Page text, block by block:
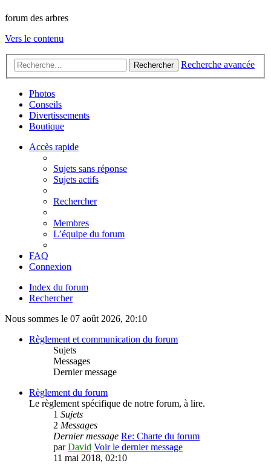
forum des arbres
Vers le contenu
Rechercher Recherche avancée
Photos
Conseils
Divertissements
Boutique
Accès rapide
Sujets sans réponse
Sujets actifs
Rechercher
Membres
L’équipe du forum
FAQ
Connexion
Index du forum
Rechercher
Nous sommes le 07 août 2026, 20:10
Règlement et communication du forum
Sujets
Messages
Dernier message
Règlement du forum
Le règlement spécifique de notre forum, à lire.
1 Sujets
2 Messages
Dernier message Re: Charte du forum
parDavid Voir le dernier message
11 mai 2018, 02:10